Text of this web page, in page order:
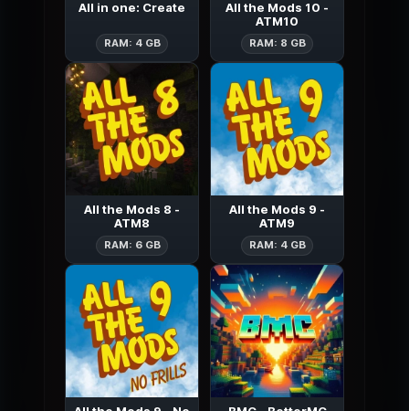
All in one: Create
RAM: 4 GB All in one: Create
All the Mods 10 -
ATM10
RAM: 8 GB All the Mods
All the Mods 8 -
ATM8
RAM: 6 GB All the Mods 8 - ATM8
All the Mods 9 -
ATM9
RAM: 4 GB All the Mods